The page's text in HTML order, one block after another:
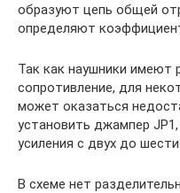
образуют цепь общей
определяют
Так как наушники имеют
сопротивление, для
может оказаться
установить джампер
усиления с двух до шести.
В схеме нет